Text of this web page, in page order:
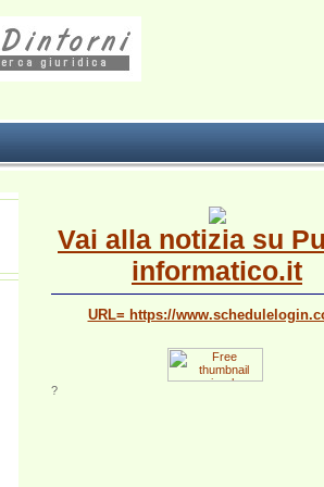
Vai alla notizia su
informatico.it
URL= https://
?